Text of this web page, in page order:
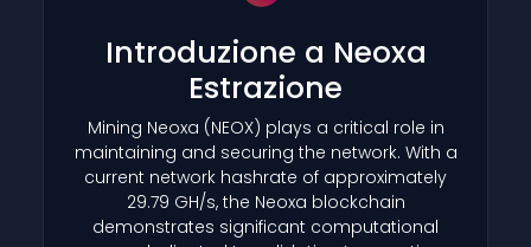
Introduzione a Neoxa
Estrazione
Mining Neoxa (NEOX) plays a critical role in
maintaining and securing the network. With a
current network hashrate of approximately
29.79 GH/s, the Neoxa blockchain
demonstrates significant computational